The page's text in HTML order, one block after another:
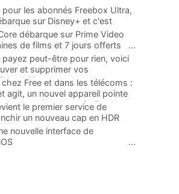
pour les abonnés Freebox Ultra,
sur Disney+ et c'est
débarque sur Prime Video
de films et 7 jours offerts
...
payez peut-être pour rien, voici
et supprimer vos
oubliés
...
Free et dans les télécoms :
agit, un nouvel appareil pointe
chez des abonnés Freebox...
le premier service de
un nouveau cap en HDR
nouvelle interface de
...